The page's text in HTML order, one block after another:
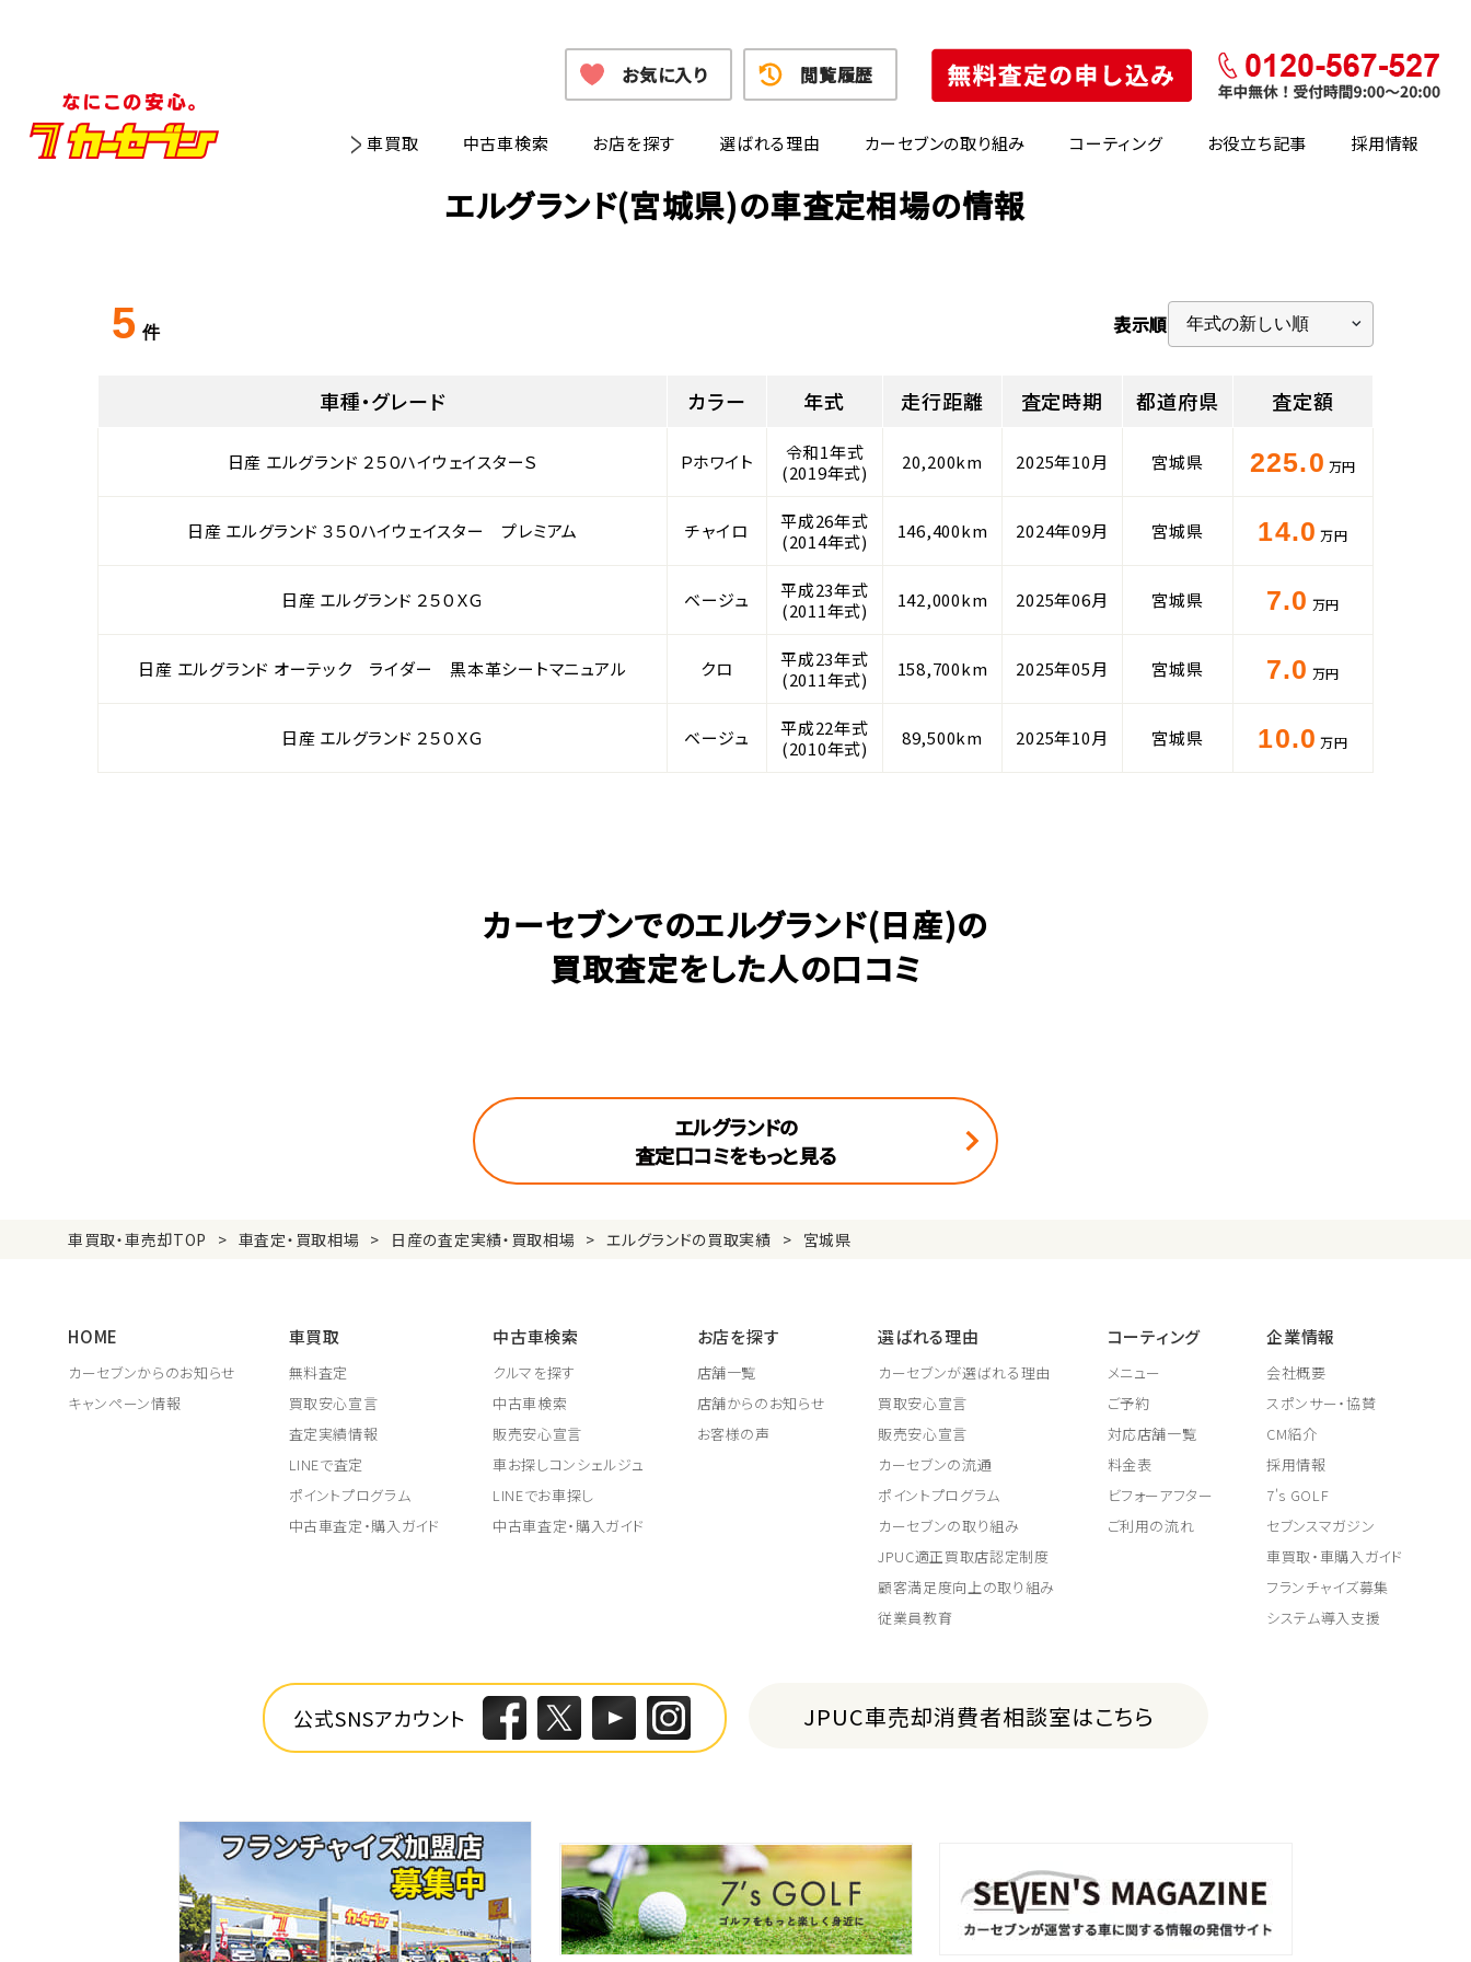
車買取 中古車検索 お店を探す 選ばれる理由 カーセブンの取り組み コーティング お役立ち記事 採用情報
お気に入り 閲覧履歴
エルグランド(宮城県)の車査定相場の情報
5 件 表示順
車種・グレード カラー 年式 走行距離 査定時期 都道府県 査定額
日産 エルグランド ２５０ハイウェイスターＳ Ｐホワイト
令和1年式
(2019年式)
20,200km 2025年10月 宮城県 225.0 万円
日産 エルグランド ３５０ハイウェイスター プレミアム チャイロ
平成26年式
(2014年式)
146,400km 2024年09月 宮城県 14.0 万円
日産 エルグランド ２５０ＸＧ ベージュ
平成23年式
(2011年式)
142,000km 2025年06月 宮城県 7.0 万円
日産 エルグランド オーテック ライダー 黒本革シートマニュアル クロ
平成23年式
(2011年式)
158,700km 2025年05月 宮城県 7.0 万円
日産 エルグランド ２５０ＸＧ ベージュ
平成22年式
(2010年式)
89,500km 2025年10月 宮城県 10.0 万円
カーセブンでのエルグランド(日産)の
買取査定をした人の口コミ
エルグランドの
査定口コミをもっと見る
車買取・車売却TOP 車査定・買取相場 日産の査定実績・買取相場 エルグランドの買取実績 宮城県
HOME
カーセブンからのお知らせ
キャンペーン情報
車買取
無料査定
買取安心宣言
査定実績情報
LINEで査定
ポイントプログラム
中古車査定・購入ガイド
中古車検索
クルマを探す
中古車検索
販売安心宣言
車お探しコンシェルジュ
LINEでお車探し
中古車査定・購入ガイド
お店を探す
店舗一覧
店舗からのお知らせ
お客様の声
選ばれる理由
カーセブンが選ばれる理由
買取安心宣言
販売安心宣言
カーセブンの流通
ポイントプログラム
カーセブンの取り組み
JPUC適正買取店認定制度
顧客満足度向上の取り組み
従業員教育
コーティング
メニュー
ご予約
対応店舗一覧
料金表
ビフォーアフター
ご利用の流れ
企業情報
会社概要
スポンサー・協賛
CM紹介
採用情報
7's GOLF
セブンスマガジン
車買取・車購入ガイド
フランチャイズ募集
システム導入支援
公式SNSアカウント JPUC車売却消費者相談室はこちら